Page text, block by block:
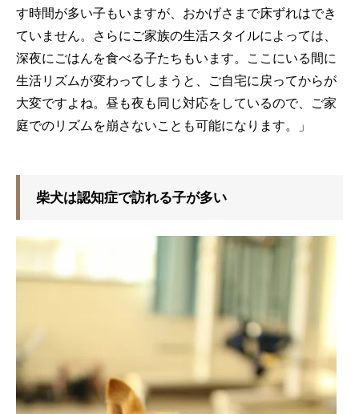
す時間が多い子もいますが、おかげさまで床ずれはでき
ていません。さらにご家族の生活スタイルによっては、
深夜にごはんを食べる子たちもいます。ここにいる間に
生活リズムが変わってしまうと、ご自宅に戻ってからが
大変ですよね。昼も夜も同じ対応をしているので、ご家
庭でのリズムを崩さないことも可能になります。」
柴犬は認知症で訪れる子が多い